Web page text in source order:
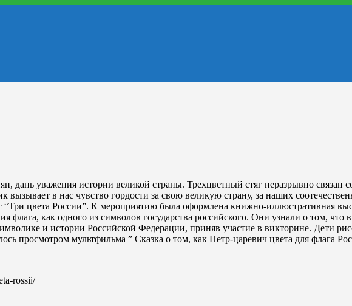
дань уважения истории великой страны. Трехцветный стяг неразрывно связан
в нас чувство гордости за свою великую страну, за наших
“Три цвета России”. К мероприятию была оформлена книжно-иллюстративная
флага, как одного из символов государства российского. Они узнали о том, что
и истории Российской Федерации, приняв участие в викторине. Дети
просмотром мультфильма ” Сказка о том, как Петр-царевич цвета для флага
rossii/